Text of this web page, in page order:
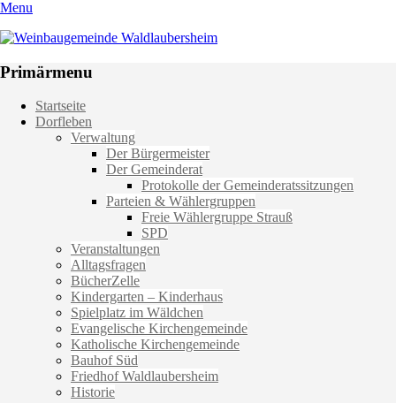
Menu
Weinbaugemeinde Waldlaubersheim
Primärmenu
Weiter
zum
Startseite
Dorfleben
Verwaltung
Der Bürgermeister
Der Gemeinderat
Protokolle der Gemeinderatssitzungen
Parteien & Wählergruppen
Freie Wählergruppe Strauß
SPD
Veranstaltungen
Alltagsfragen
BücherZelle
Kindergarten – Kinderhaus
Spielplatz im Wäldchen
Evangelische Kirchengemeinde
Katholische Kirchengemeinde
Bauhof Süd
Friedhof Waldlaubersheim
Historie